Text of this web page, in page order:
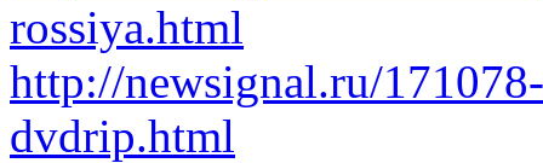
rossiya.html
http://newsignal.ru/
dvdrip.html